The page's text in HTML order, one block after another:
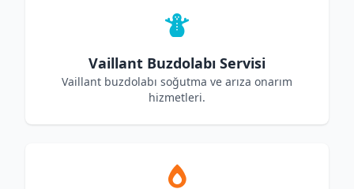
Vaillant Buzdolabı Servisi
Vaillant buzdolabı soğutma ve arıza onarım
hizmetleri.